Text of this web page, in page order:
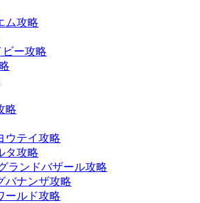
ム攻略
ー攻略
略
ウテイ攻略
タ攻略
ランドバザール攻略
バナンザ攻略
ールド攻略